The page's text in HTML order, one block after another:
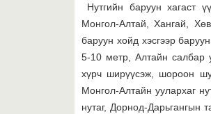
Нутгийн баруун хагаст
Монгол-Алтай, Хангай,
баруун хойд хэсгээр
5-10 метр, Алтайн салбар
хүрч ширүүсэж, шороон
Монгол-Алтайн уулархаг
нутаг, Дорнод-Дарьгангын